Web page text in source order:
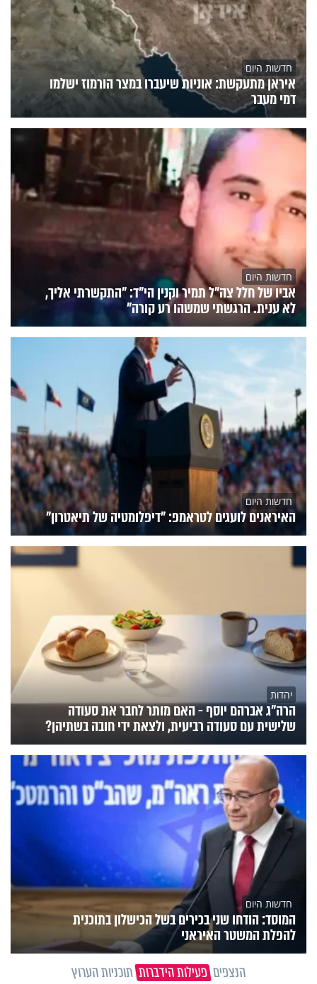
חדשות היום
איראן מתעקשת: אוניות שיעברו במצר הורמוז ישלמו
דמי מעבר
חדשות היום
אביו של חלל צה"ל תמיר וקנין הי"ד: "התקשרתי אליך,
לא ענית. הרגשתי שמשהו רע קורה"
חדשות היום
האיראנים לועגים לטראמפ: "דיפלומטיה של תיאטרון"
יהדות
הרה"ג אברהם יוסף - האם מותר לחבר את סעודה
שלישית עם סעודה רביעית, ולצאת ידי חובה בשתיהן?
חדשות היום
המוסד: הודחו שני בכירים בשל הכישלון בתוכנית
להפלת המשטר האיראני
הנצפים פעילות הידברות תוכניות הערוץ